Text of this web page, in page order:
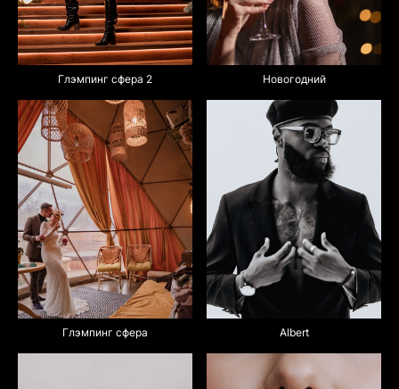
Глэмпинг сфера 2 Новогодний
Глэмпинг сфера Albert